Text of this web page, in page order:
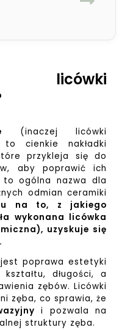
licówki
(inaczej licówki
to cienkie nakładki
przykleja się do
aby poprawić ich
to ogólna nazwa dla
odmian ceramiki
na to, z jakiego
wykonana licówka
uzyskuje się
jest poprawa estetyki
długości, a
zębów. Licówki
zęba, co sprawia, że
i pozwala na
struktury zęba.